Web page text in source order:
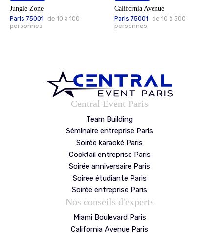
Jungle Zone
Paris 75001
de 10 à 100
personnes
California Avenue
Paris 75001
de 10 à 500
personnes
Central Event Paris
Team Building
Séminaire entreprise Paris
Soirée karaoké Paris
Cocktail entreprise Paris
Soirée anniversaire Paris
Soirée étudiante Paris
Soirée entreprise Paris
Nos conseils d'experts
Miami Boulevard Paris
California Avenue Paris